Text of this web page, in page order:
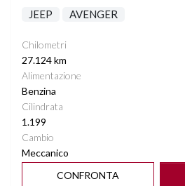
JEEP AVENGER
Chilometri
27.124 km
Alimentazione
Benzina
Cilindrata
1.199
Cambio
Meccanico
CONFRONTA